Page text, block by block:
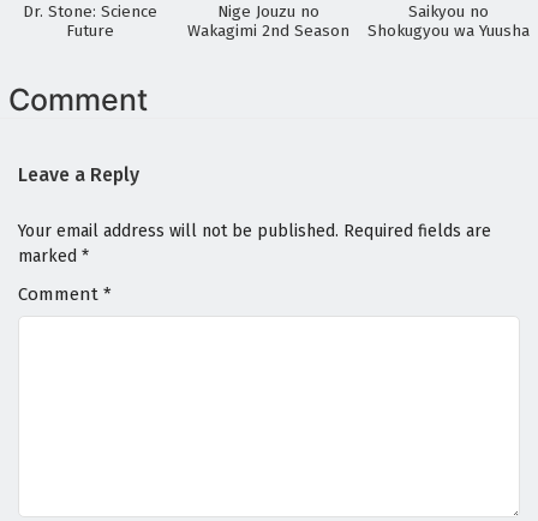
Dr. Stone: Science
Future
Nige Jouzu no
Wakagimi 2nd Season
Saikyou no
Shokugyou wa Yuusha
Comment
Leave a Reply
Your email address will not be published. Required fields are
marked *
Comment *